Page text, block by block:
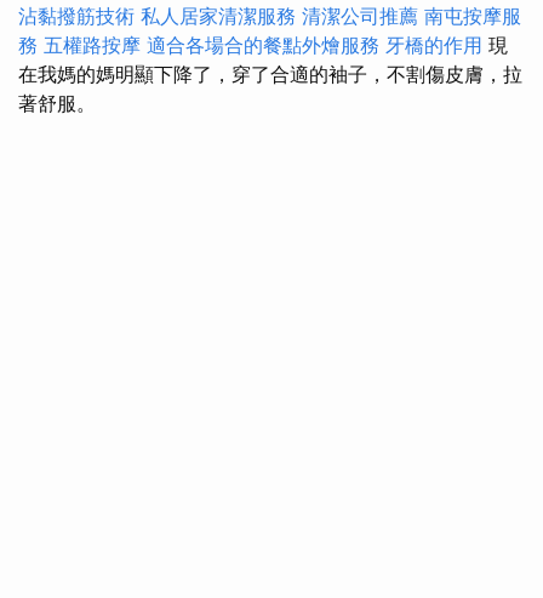
沾黏撥筋技術 私人居家清潔服務 清潔公司推薦 南屯按摩服
務 五權路按摩 適合各場合的餐點外燴服務 牙橋的作用 現
在我媽的媽明顯下降了，穿了合適的袖子，不割傷皮膚，拉
著舒服。